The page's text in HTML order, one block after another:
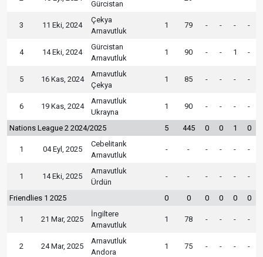
Gürcistan
3 11 Eki, 2024
Çekya
Arnavutluk
1 79 - - - -
4 14 Eki, 2024
Gürcistan
Arnavutluk
1 90 - - 1 -
5 16 Kas, 2024
Arnavutluk
Çekya
1 85 - - - -
6 19 Kas, 2024
Arnavutluk
Ukrayna
1 90 - - - -
Nations League 2 2024/2025 5 445 0 0 1 0
1 04 Eyl, 2025
Cebelitarık
Arnavutluk
- - - - - -
1 14 Eki, 2025
Arnavutluk
Ürdün
- - - - - -
Friendlies 1 2025 0 0 0 0 0 0
1 21 Mar, 2025
İngiltere
Arnavutluk
1 78 - - - -
2 24 Mar, 2025
Arnavutluk
Andora
1 75 - - - -